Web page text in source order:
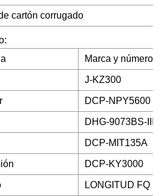
cartón corrugado
Marca y número
J-KZ300
DCP-NPY5600
DHG-9073BS-III
DCP-MIT135A
DCP-KY3000
LONGITUD FQ